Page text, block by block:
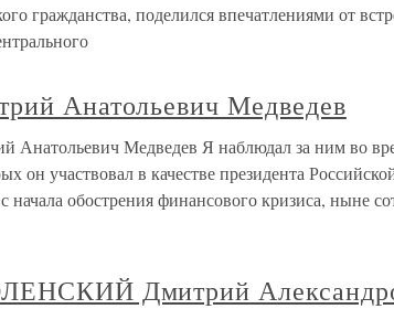
гражданства, поделился впечатлениями от
Анатольевич Медведев
Анатольевич Медведев Я наблюдал за ним во
он участвовал в качестве президента
начала обострения финансового кризиса, ныне
Дмитрий